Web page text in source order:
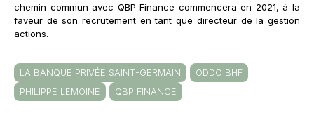
chemin commun avec QBP Finance commencera en 2021, à la
faveur de son recrutement en tant que directeur de la gestion
actions.
LA BANQUE PRIVÉE SAINT-GERMAIN
ODDO BHF
PHILIPPE LEMOINE
QBP FINANCE